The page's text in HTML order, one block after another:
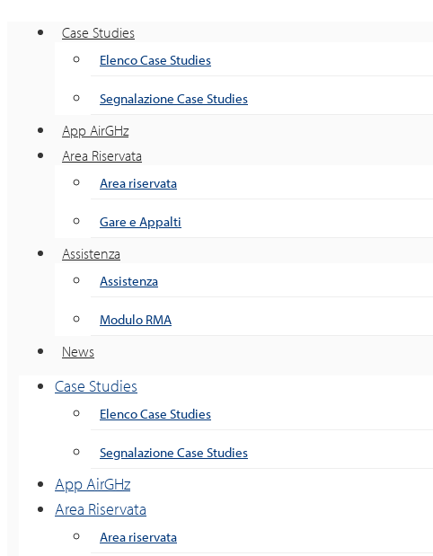
Case Studies
Elenco Case Studies
Segnalazione Case Studies
App AirGHz
Area Riservata
Area riservata
Gare e Appalti
Assistenza
Assistenza
Modulo RMA
News
Case Studies
Elenco Case Studies
Segnalazione Case Studies
App AirGHz
Area Riservata
Area riservata